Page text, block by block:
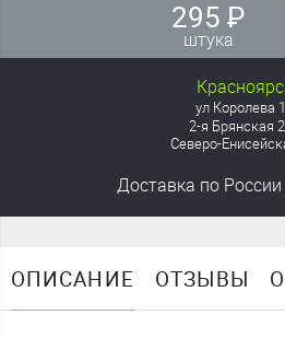
295₽
штука
ул Королева
2-я Брянская
Северо-
Доставка по России
ОПИСАНИЕ ОТЗЫВЫ